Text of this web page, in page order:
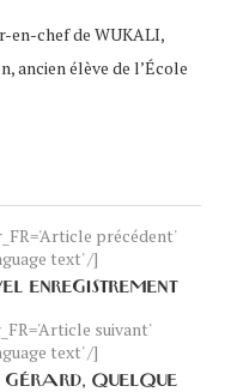
en-chef de WUKALI,
ancien élève de l’École
précédent'
text' /]
ENREGISTREMENT
suivant'
text' /]
QUELQUE